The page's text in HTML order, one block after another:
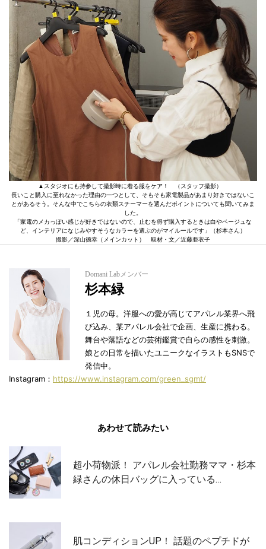
▲スタジオにも持参して撮影時に着る服をケア！ （スタッフ撮影）
長いこと購入に至れなかった理由の一つとして、そもそも家電製品があまり好きではないこ
とがあるそう。そんな中でこちらの衣類スチーマーを選んだポイントについても聞いてみま
した。
「家電のメカっぽい感じが好きではないので、止むを得ず購入するときは白やベージュな
ど、インテリアになじみやすそうなカラーを選ぶのがマイルールです」（杉本さん）
撮影／深山徳幸（メインカット） 取材・文／近藤亜衣子
Domani Labメンバー
杉本緑
１児の母。洋服への愛が高じてアパレル業界へ飛
び込み、某アパレル会社で企画、生産に携わる。
舞台や落語などの芸術鑑賞で自らの感性を刺激。
娘との日常を描いたユニークなイラストもSNSで
発信中。
Instagram： https://www.instagram.com/green_sgmt/
あわせて読みたい
超小荷物派！ アパレル会社勤務ママ・杉本
緑さんの休日バッグに入っている…
肌コンディションUP！ 話題のペプチドが